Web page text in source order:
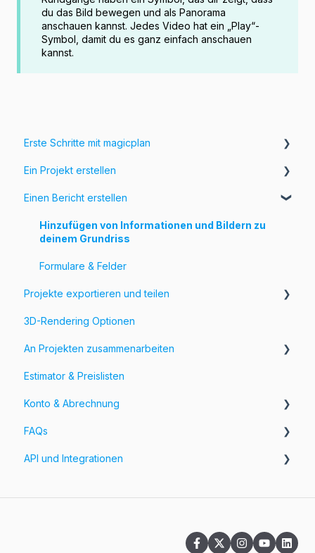
du das Bild bewegen und als Panorama
anschauen kannst. Jedes Video hat ein „Play“-
Symbol, damit du es ganz einfach anschauen
kannst.
Erste Schritte mit magicplan
Einführung in magicplan
Erste Schritte
Ein Projekt erstellen
Erstellung eines Raumes
Passe deinen Grundriss an
Einen Bericht erstellen
Hinzufügen von Informationen und Bildern zu
deinem Grundriss
Formulare & Felder
Projekte exportieren und teilen
Exportiere deine Projekte
Anpassen von Exporten
Teile deine Projekte
3D-Rendering Optionen
An Projekten zusammenarbeiten
Workspaces und Teams
Estimator & Preislisten
Konto & Abrechnung
Rechnungen
Preisgestaltung
FAQs
Fragen zum Benutzerkonto
API und Integrationen